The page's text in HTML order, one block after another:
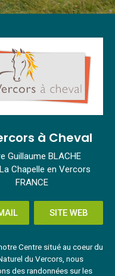
à Cheval
Guillaume BLACHE
Chapelle en Vercors
FRANCE
SITE WEB
Centre situé au coeur du
du Vercors, nous
des randonnées sur les